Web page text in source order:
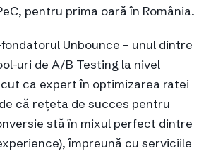
pentru prima oară în România.
Unbounce – unul dintre
uri de A/B Testing la nivel
ca expert în optimizarea ratei
că reţeta de succes pentru
stă în mixul perfect dintre
împreună cu serviciile